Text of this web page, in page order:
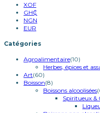
XOF
GH₵
NGN
EUR
Catégories
Agroalimentaire(10)
Herbes, épices et
Art(60)
Boisson(8)
Boissons alcoolisées
Spiritueux &